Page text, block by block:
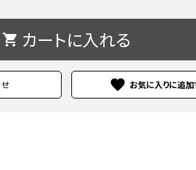
shopping_cart カートに入れる
favorite